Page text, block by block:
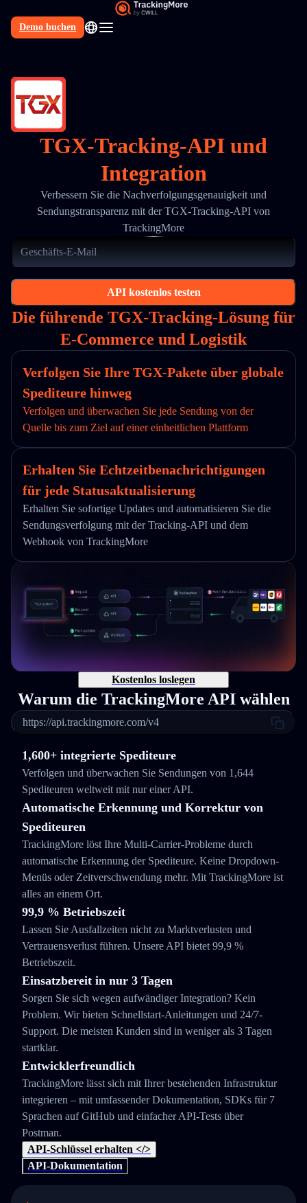
Demo buchen
TGX-Tracking-API und
Integration
Verbessern Sie die Nachverfolgungsgenauigkeit und
Sendungstransparenz mit der TGX-Tracking-API von
TrackingMore
API kostenlos testen
Die führende TGX-Tracking-Lösung für
E-Commerce und Logistik
Verfolgen Sie Ihre TGX-Pakete über globale
Spediteure hinweg
Verfolgen und überwachen Sie jede Sendung von der
Quelle bis zum Ziel auf einer einheitlichen Plattform
Erhalten Sie Echtzeitbenachrichtigungen
für jede Statusaktualisierung
Erhalten Sie sofortige Updates und automatisieren Sie die
Sendungsverfolgung mit der Tracking-API und dem
Webhook von TrackingMore
Kostenlos loslegen
Warum die TrackingMore API wählen
https://api.trackingmore.com/v4
1,600+ integrierte Spediteure
Verfolgen und überwachen Sie Sendungen von 1,644
Spediteuren weltweit mit nur einer API.
Automatische Erkennung und Korrektur von
Spediteuren
TrackingMore löst Ihre Multi-Carrier-Probleme durch
automatische Erkennung der Spediteure. Keine Dropdown-
Menüs oder Zeitverschwendung mehr. Mit TrackingMore ist
alles an einem Ort.
99,9 % Betriebszeit
Lassen Sie Ausfallzeiten nicht zu Marktverlusten und
Vertrauensverlust führen. Unsere API bietet 99,9 %
Betriebszeit.
Einsatzbereit in nur 3 Tagen
Sorgen Sie sich wegen aufwändiger Integration? Kein
Problem. Wir bieten Schnellstart-Anleitungen und 24/7-
Support. Die meisten Kunden sind in weniger als 3 Tagen
startklar.
Entwicklerfreundlich
TrackingMore lässt sich mit Ihrer bestehenden Infrastruktur
integrieren – mit umfassender Dokumentation, SDKs für 7
Sprachen auf GitHub und einfacher API-Tests über
Postman.
API-Schlüssel erhalten </>
API-Dokumentation